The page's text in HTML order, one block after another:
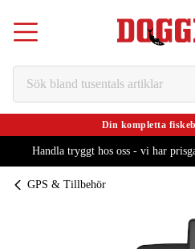
Din kompletta
Handla tryggt hos oss - vi har
GPS & Tillbehör